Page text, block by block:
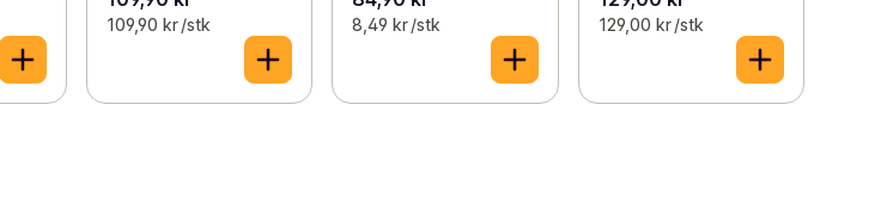
109,90 kr /stk 8,49 kr /stk 129,00 kr /stk